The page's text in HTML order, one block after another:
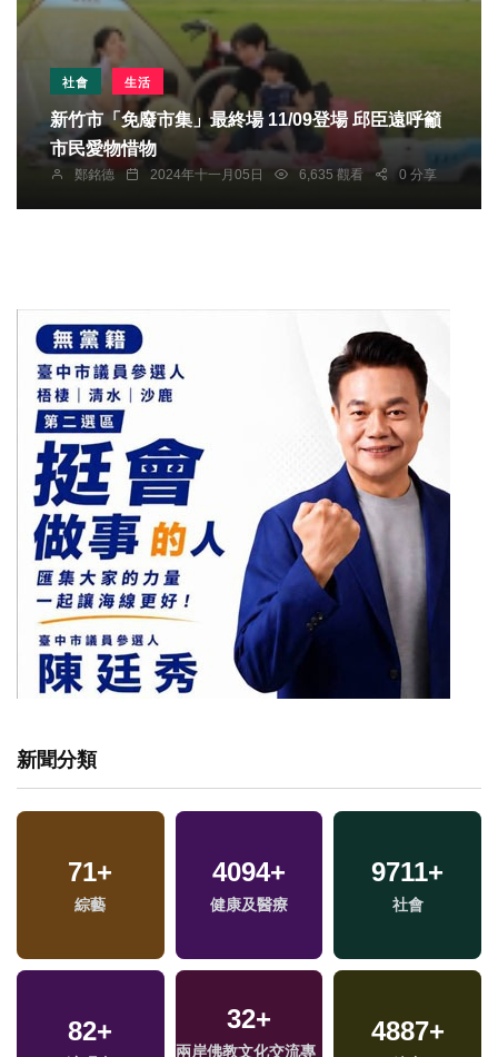
社會 生活
新竹市「免廢市集」最終場 11/09登場 邱臣遠呼籲
市民愛物惜物
鄭銘德 2024年十一月05日 6,635 觀看 0 分享
新聞分類
71+
綜藝
4094+
健康及醫療
9711+
社會
82+ 32+
兩岸佛教文化交流專
4887+